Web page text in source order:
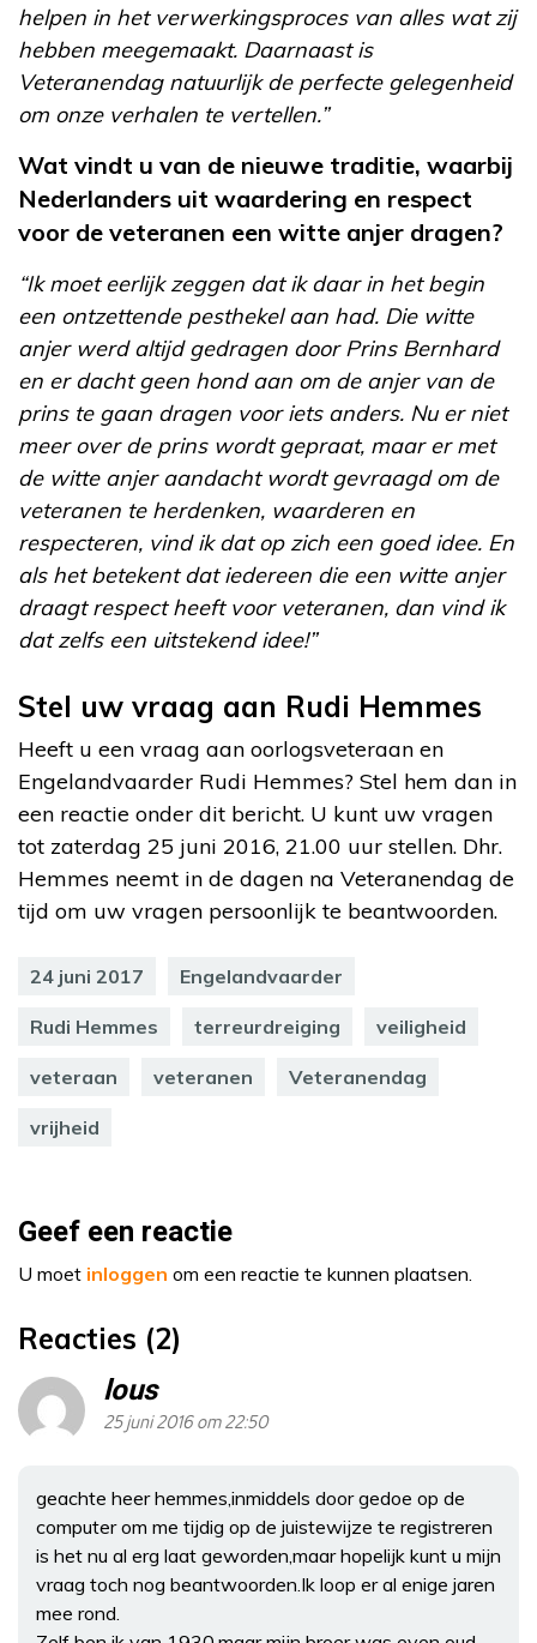
helpen in het verwerkingsproces van alles wat zij
hebben meegemaakt. Daarnaast is
Veteranendag natuurlijk de perfecte gelegenheid
om onze verhalen te vertellen.”
Wat vindt u van de nieuwe traditie, waarbij
Nederlanders uit waardering en respect
voor de veteranen een witte anjer dragen?
“Ik moet eerlijk zeggen dat ik daar in het begin
een ontzettende pesthekel aan had. Die witte
anjer werd altijd gedragen door Prins Bernhard
en er dacht geen hond aan om de anjer van de
prins te gaan dragen voor iets anders. Nu er niet
meer over de prins wordt gepraat, maar er met
de witte anjer aandacht wordt gevraagd om de
veteranen te herdenken, waarderen en
respecteren, vind ik dat op zich een goed idee. En
als het betekent dat iedereen die een witte anjer
draagt respect heeft voor veteranen, dan vind ik
dat zelfs een uitstekend idee!”
Stel uw vraag aan Rudi Hemmes
Heeft u een vraag aan oorlogsveteraan en
Engelandvaarder Rudi Hemmes? Stel hem dan in
een reactie onder dit bericht. U kunt uw vragen
tot zaterdag 25 juni 2016, 21.00 uur stellen. Dhr.
Hemmes neemt in de dagen na Veteranendag de
tijd om uw vragen persoonlijk te beantwoorden.
24 juni 2017 Engelandvaarder
Rudi Hemmes terreurdreiging veiligheid
veteraan veteranen Veteranendag
vrijheid
Geef een reactie
U moet inloggen om een reactie te kunnen plaatsen.
Reacties (2)
lous
25 juni 2016 om 22:50
geachte heer hemmes,inmiddels door gedoe op de
computer om me tijdig op de juistewijze te registreren
is het nu al erg laat geworden,maar hopelijk kunt u mijn
vraag toch nog beantwoorden.Ik loop er al enige jaren
mee rond.